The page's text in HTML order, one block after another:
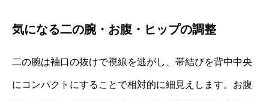
気になる二の腕・お腹・ヒップの調整
二の腕は袖口の抜けで視線を逃がし、帯結びを背中中央
にコンパクトにすることで相対的に細見えします。お腹